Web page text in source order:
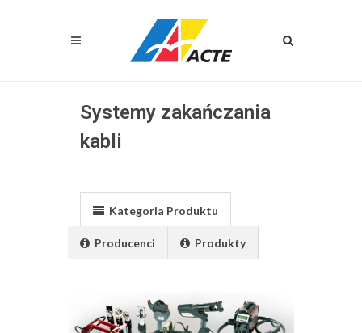
Systemy zakańczania
kabli
Kategoria Produktu
Producenci Produkty